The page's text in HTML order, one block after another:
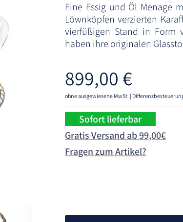
Eine Essig und Öl Menage
Löwnköpfen verzierten
vierfüßigen Stand in Form
haben ihre originalen
899,00 €
ohne ausgewiesene MwSt. |
Sofort lieferbar
Gratis Versand ab 99,00€
Fragen zum Artikel?